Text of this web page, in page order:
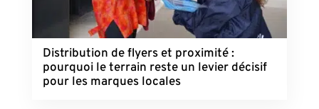
Distribution de flyers et proximité :
pourquoi le terrain reste un levier décisif
pour les marques locales